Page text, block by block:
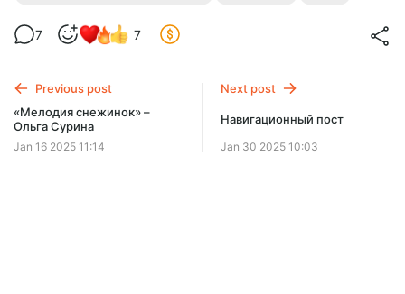
7 7
Previous post
«Мелодия снежинок» –
Ольга Сурина
Jan 16 2025 11:14
Next post
Навигационный пост
Jan 30 2025 10:03